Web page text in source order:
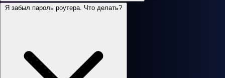
Я забыл пароль роутера. Что делать?